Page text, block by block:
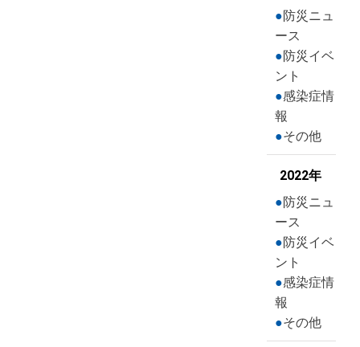
防災ニュ
ース
防災イベ
ント
感染症情
報
その他
2022年
防災ニュ
ース
防災イベ
ント
感染症情
報
その他